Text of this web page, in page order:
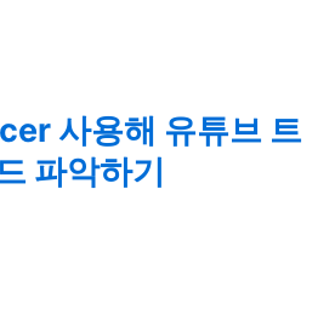
사용해 유튜브 트
파악하기